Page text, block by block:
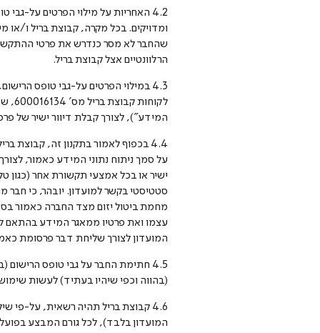
4.2 האחריות על מילוי הפרטים על-
ומדויקים. בכל מקרה, קבוצת בריל ו/
שהחבר לא מסר כנדרש את פרטי
הרלוונטיים אצל קבוצת בריל.
4.3 במילוי הפרטים על-גבי טופס
המידע"), לצורך קבלת דיוור ישיר של
4.4 בכפוף לאמור בתקנון זה,
על סמך ניתוח נתוני המידע כאמור,
סטטיסטי בקשר למועדון. יובהר, כי חבר
המועדון לצורך שליחת דבר פרסומת כאמור בסעיף 30א לחוק התקשורת (בזק ושירותים), התשמ"ב-1982, אלא אם כן
4.5 חתימת החבר על גבי טופס
(בהווה וכפי שיהיו בעתיד) לעשות
4.6 קבוצת בריל תהיה רשאית, על-פי
המועדון בלבד), לכל גורם המבצע